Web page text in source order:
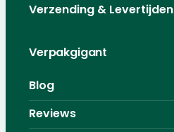
Verzending & Levertijden
Verpakgigant
Blog
Reviews